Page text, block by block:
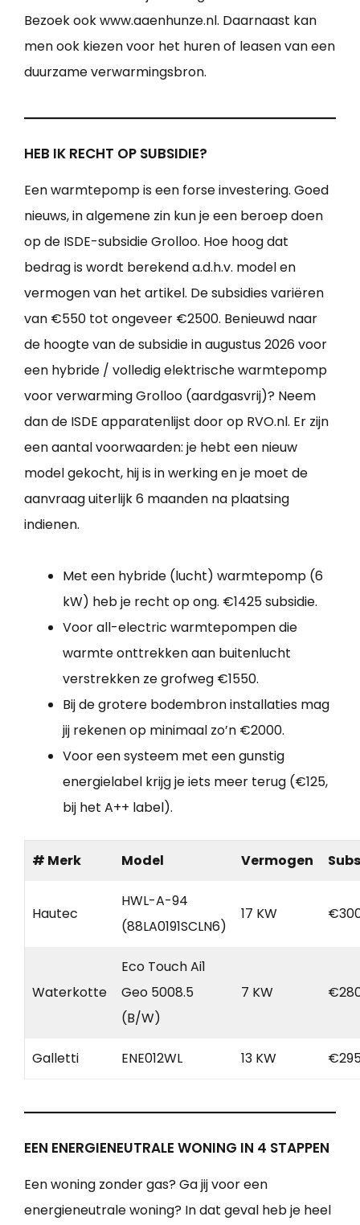
Bezoek ook www.aaenhunze.nl. Daarnaast kan
men ook kiezen voor het huren of leasen van een
duurzame verwarmingsbron.
HEB IK RECHT OP SUBSIDIE?
Een warmtepomp is een forse investering. Goed
nieuws, in algemene zin kun je een beroep doen
op de ISDE-subsidie Grolloo. Hoe hoog dat
bedrag is wordt berekend a.d.h.v. model en
vermogen van het artikel. De subsidies variëren
van €550 tot ongeveer €2500. Benieuwd naar
de hoogte van de subsidie in augustus 2026 voor
een hybride / volledig elektrische warmtepomp
voor verwarming Grolloo (aardgasvrij)? Neem
dan de ISDE apparatenlijst door op RVO.nl. Er zijn
een aantal voorwaarden: je hebt een nieuw
model gekocht, hij is in werking en je moet de
aanvraag uiterlijk 6 maanden na plaatsing
indienen.
Met een hybride (lucht) warmtepomp (6
kW) heb je recht op ong. €1425 subsidie.
Voor all-electric warmtepompen die
warmte onttrekken aan buitenlucht
verstrekken ze grofweg €1550.
Bij de grotere bodembron installaties mag
jij rekenen op minimaal zo’n €2000.
Voor een systeem met een gunstig
energielabel krijg je iets meer terug (€125,
bij het A++ label).
# Merk Model Vermogen
Hautec
HWL-A-94
(88LA0191SCLN6)
17 KW
Waterkotte
Eco Touch Ai1
Geo 5008.5
(B/W)
7 KW
Galletti ENE012WL 13 KW
EEN ENERGIENEUTRALE WONING IN 4 STAPPEN
Een woning zonder gas? Ga jij voor een
energieneutrale woning? In dat geval heb je heel